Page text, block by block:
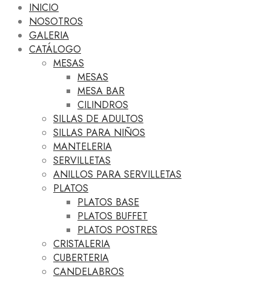
INICIO
NOSOTROS
GALERIA
CATÁLOGO
MESAS
MESAS
MESA BAR
CILINDROS
SILLAS DE ADULTOS
SILLAS PARA NIÑOS
MANTELERIA
SERVILLETAS
ANILLOS PARA SERVILLETAS
PLATOS
PLATOS BASE
PLATOS BUFFET
PLATOS POSTRES
CRISTALERIA
CUBERTERIA
CANDELABROS